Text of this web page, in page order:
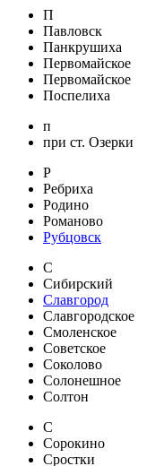
П
Павловск
Панкрушиха
Первомайское
Первомайское
Поспелиха
п
при ст. Озерки
Р
Ребриха
Родино
Романово
Рубцовск
С
Сибирский
Славгород
Славгородское
Смоленское
Советское
Соколово
Солонешное
Солтон
С
Сорокино
Сростки